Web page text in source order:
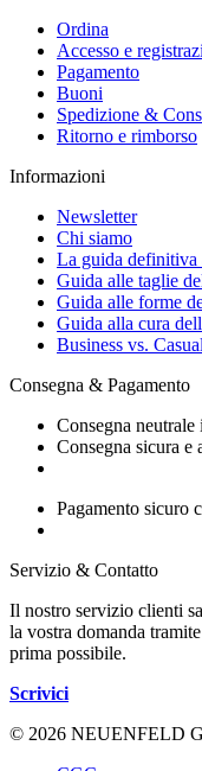
Ordina
Accesso e
Pagamento
Buoni
Spedizione &
Ritorno e rimborso
Informazioni
Newsletter
Chi siamo
La guida definitiva
Guida alle taglie
Guida alle forme
Guida alla cura
Business vs.
Consegna & Pagamento
Consegna
Consegna sicura
Pagamento sicuro
Servizio & Contatto
Il nostro servizio clienti
la vostra domanda
prima possibile.
Scrivici
© 2026 NEUENFELD